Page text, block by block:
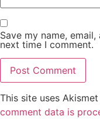
Save my name,
next time I comment.
This site uses
comment data is